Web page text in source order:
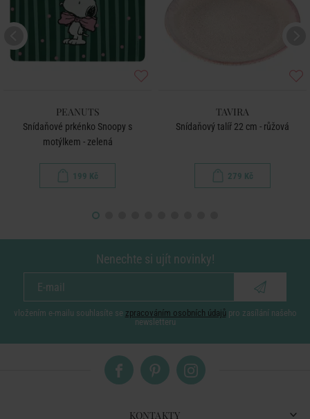
PEANUTS
Snídaňové prkénko Snoopy s
motýlkem - zelená
199 Kč
TAVIRA
Snídaňový talíř 22 cm - růžová
279 Kč
Nenechte si ujít novinky!
vložením e-mailu souhlasíte se zpracováním osobních údajů pro zasílání našeho
newsletteru
KONTAKTY